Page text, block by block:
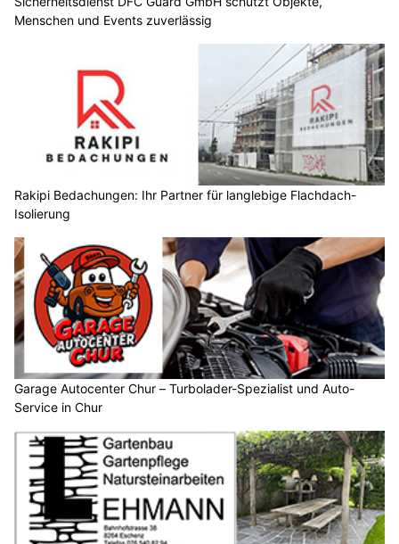
Menschen und Events zuverlässig
Rakipi Bedachungen: Ihr Partner für langlebige Flachdach-
Isolierung
Garage Autocenter Chur – Turbolader-Spezialist und Auto-
Service in Chur